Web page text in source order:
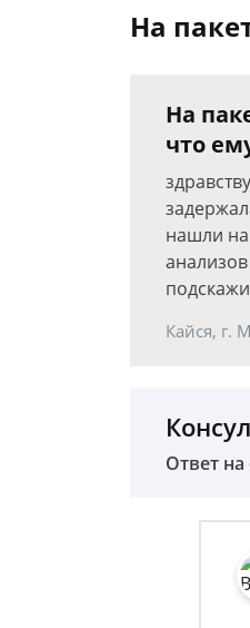
На
На
что
нашли
Кайся, г.
Ответ